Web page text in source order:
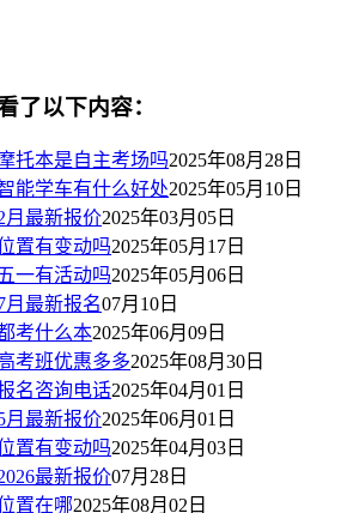
了以下内容：
托本是自主考场吗2025年08月28日
能学车有什么好处2025年05月10日
月最新报价2025年03月05日
置有变动吗2025年05月17日
一有活动吗2025年05月06日
最新报名07月10日
考什么本2025年06月09日
考班优惠多多2025年08月30日
名咨询电话2025年04月01日
月最新报价2025年06月01日
置有变动吗2025年04月03日
最新报价07月28日
置在哪2025年08月02日